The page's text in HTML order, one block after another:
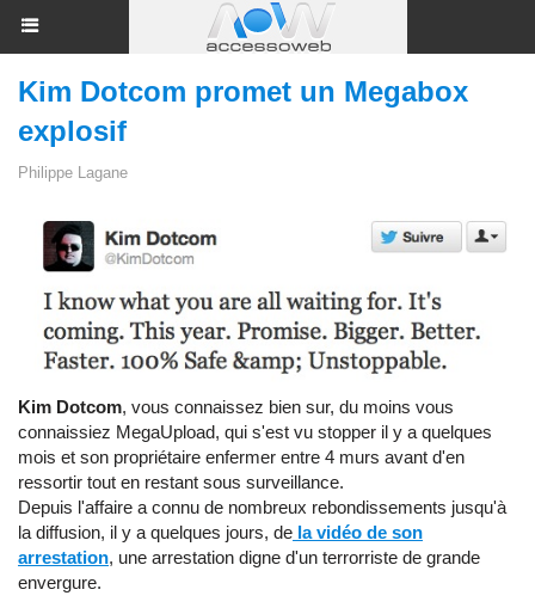
Kim Dotcom promet un Megabox
explosif
Philippe Lagane
Kim Dotcom, vous connaissez bien sur, du moins vous
connaissiez MegaUpload, qui s'est vu stopper il y a quelques
mois et son propriétaire enfermer entre 4 murs avant d'en
ressortir tout en restant sous surveillance.
Depuis l'affaire a connu de nombreux rebondissements jusqu'à
la diffusion, il y a quelques jours, de la vidéo de son
arrestation, une arrestation digne d'un terrorriste de grande
envergure.